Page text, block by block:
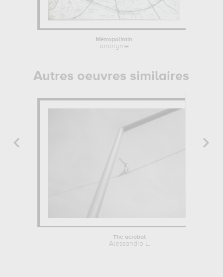
Métropolitain
anonyme
Autres oeuvres similaires
The acrobat
Alessandro L.